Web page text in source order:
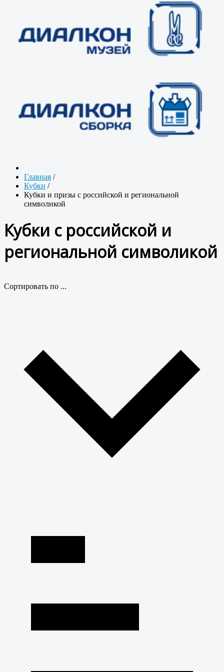
Главная /
Кубки /
Кубки и призы с российской и региональной
символикой
Кубки с российской и
региональной символикой
Сортировать по ...